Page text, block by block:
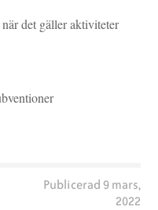
det gäller aktiviteter
Publicerad 9 mars,
2022